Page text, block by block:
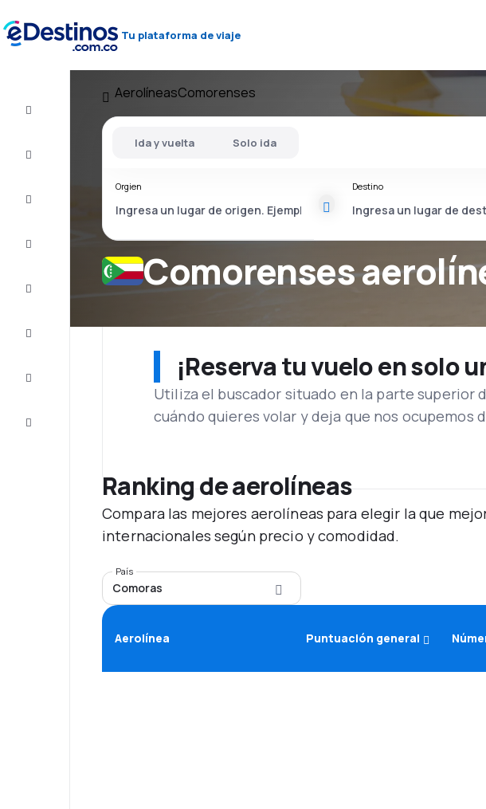
Tu plataforma de viaje
Completa
AerolíneasComorenses
Comorenses
Ida y vuelta Solo ida
Orgien Destino
¡Reserva tu vuelo en solo
Utiliza el buscador situado en la parte superior
cuándo quieres volar y deja que nos ocupemos
Ranking de aerolíneas
Compara las mejores aerolíneas para elegir la que
internacionales según precio y comodidad.
País
Comoras
Aerolínea Puntuación general